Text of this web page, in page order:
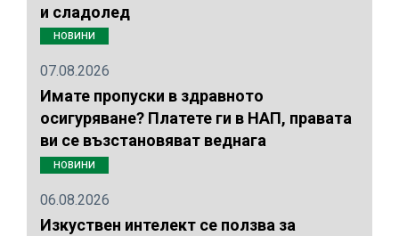
и сладолед
НОВИНИ
07.08.2026
Имате пропуски в здравното
осигуряване? Платете ги в НАП, правата
ви се възстановяват веднага
НОВИНИ
06.08.2026
Изкуствен интелект се ползва за